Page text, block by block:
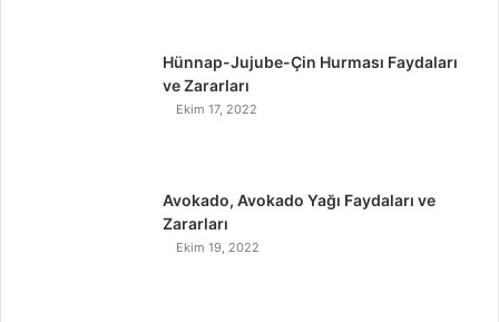
Hünnap-Jujube-Çin Hurması Faydaları
ve Zararları
Ekim 17, 2022
Avokado, Avokado Yağı Faydaları ve
Zararları
Ekim 19, 2022